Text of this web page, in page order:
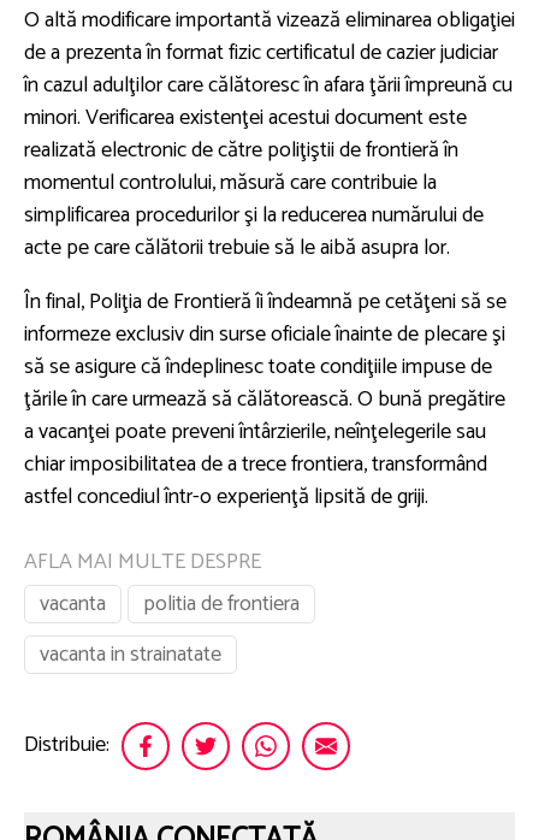
O altă modificare importantă vizează eliminarea obligaţiei
de a prezenta în format fizic certificatul de cazier judiciar
în cazul adulţilor care călătoresc în afara ţării împreună cu
minori. Verificarea existenţei acestui document este
realizată electronic de către poliţiştii de frontieră în
momentul controlului, măsură care contribuie la
simplificarea procedurilor şi la reducerea numărului de
acte pe care călătorii trebuie să le aibă asupra lor.
În final, Poliţia de Frontieră îi îndeamnă pe cetăţeni să se
informeze exclusiv din surse oficiale înainte de plecare şi
să se asigure că îndeplinesc toate condiţiile impuse de
ţările în care urmează să călătorească. O bună pregătire
a vacanţei poate preveni întârzierile, neînţelegerile sau
chiar imposibilitatea de a trece frontiera, transformând
astfel concediul într-o experienţă lipsită de griji.
AFLA MAI MULTE DESPRE
vacanta
politia de frontiera
vacanta in strainatate
Distribuie: